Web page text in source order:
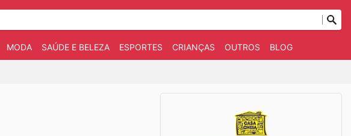
MODA SAÚDE E BELEZA ESPORTES CRIANÇAS OUTROS BLOG